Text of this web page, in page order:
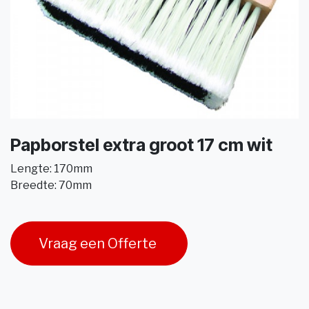
Papborstel extra groot 17 cm wit
Lengte: 170mm
Breedte: 70mm
Vraag een Offerte